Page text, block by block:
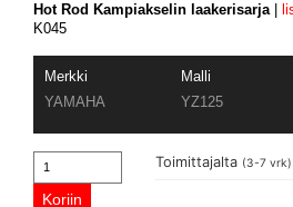
Hot Rod Kampiakselin laakerisarja |
K045
Merkki Malli
YAMAHA
YZ125
Toimittajalta (3-7 vrk)